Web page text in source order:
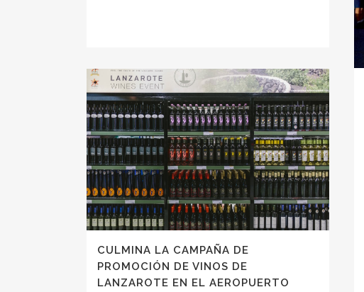
CULMINA LA CAMPAÑA DE
PROMOCIÓN DE VINOS DE
LANZAROTE EN EL AEROPUERTO